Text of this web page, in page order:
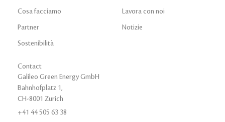
Cosa facciamo
Partner
Sostenibilità
Lavora con noi
Notizie
Contact
Galileo Green Energy GmbH
Bahnhofplatz 1,
CH-8001 Zurich
+41 44 505 63 38